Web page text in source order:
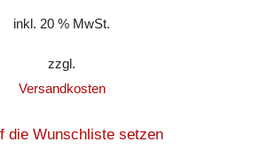
inkl. 20 % MwSt.
zzgl.
Versandkosten
die Wunschliste setzen